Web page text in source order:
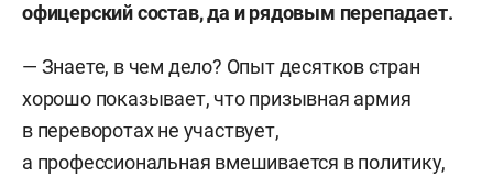
офицерский состав, да и рядовым перепадает.
— Знаете, в чем дело? Опыт десятков стран
хорошо показывает, что призывная армия
в переворотах не участвует,
а профессиональная вмешивается в политику,